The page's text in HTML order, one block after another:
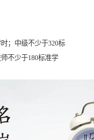
；中级不少于320标
不少于180标准学